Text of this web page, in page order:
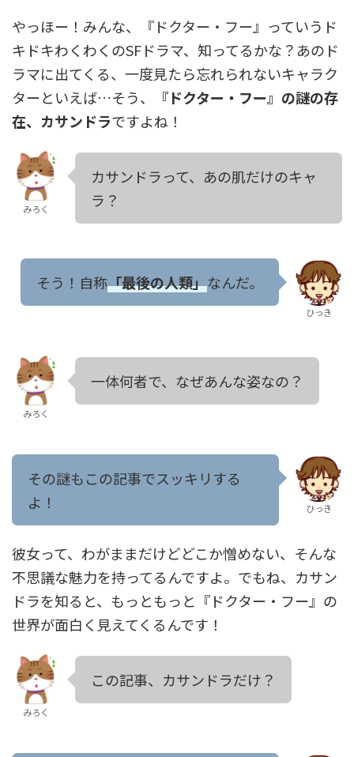
やっほー！みんな、『ドクター・フー』っていうド
キドキわくわくのSFドラマ、知ってるかな？あのド
ラマに出てくる、一度見たら忘れられないキャラク
ターといえば…そう、
『ドクター・フー』の謎の存
在、カサンドラですよね！
みろく
カサンドラって、あの肌だけのキャ
ラ？
そう！自称「最後の人類」なんだ。
ひっき
みろく
一体何者で、なぜあんな姿なの？
その謎もこの記事でスッキリする
よ！
ひっき
彼女って、わがままだけどどこか憎めない、そんな
不思議な魅力を持ってるんですよ。でもね、カサン
ドラを知ると、もっともっと『ドクター・フー』の
世界が面白く見えてくるんです！
みろく
この記事、カサンドラだけ？